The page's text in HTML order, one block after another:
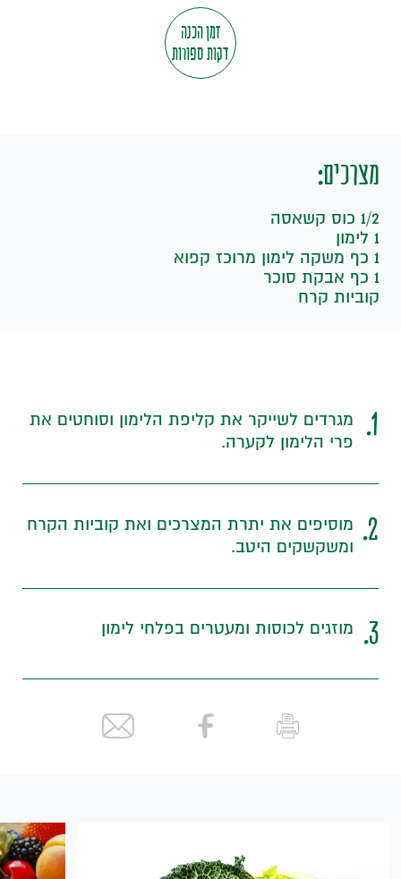
זמן הכנה
דקות ספורות
מצרכים:
1/2 כוס קשאסה
1 לימון
1 כף משקה לימון מרוכז קפוא
1 כף אבקת סוכר
קוביות קרח
1.
מגרדים לשייקר את קליפת הלימון וסוחטים את
פרי הלימון לקערה.
2.
מוסיפים את יתרת המצרכים ואת קוביות הקרח
ומשקשקים היטב.
3. מוזגים לכוסות ומעטרים בפלחי לימון